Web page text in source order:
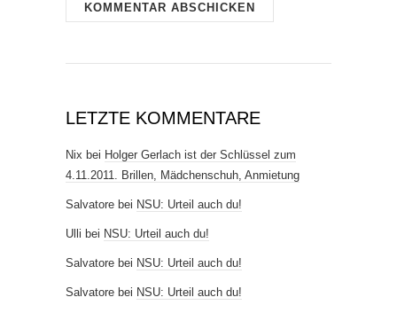
LETZTE KOMMENTARE
Nix bei Holger Gerlach ist der Schlüssel zum
4.11.2011. Brillen, Mädchenschuh, Anmietung
Salvatore bei NSU: Urteil auch du!
Ulli bei NSU: Urteil auch du!
Salvatore bei NSU: Urteil auch du!
Salvatore bei NSU: Urteil auch du!